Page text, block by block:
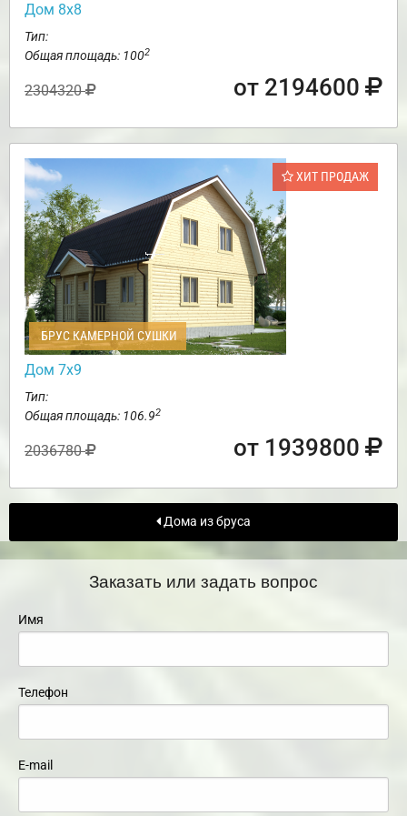
Дом 8х8
Тип:
Общая площадь: 1002
2304320 от 2194600
ХИТ ПРОДАЖ
БРУС КАМЕРНОЙ СУШКИ
Дом 7х9
Тип:
Общая площадь: 106.92
2036780 от 1939800
Дома из бруса
Заказать или задать вопрос
Имя
Телефон
E-mail